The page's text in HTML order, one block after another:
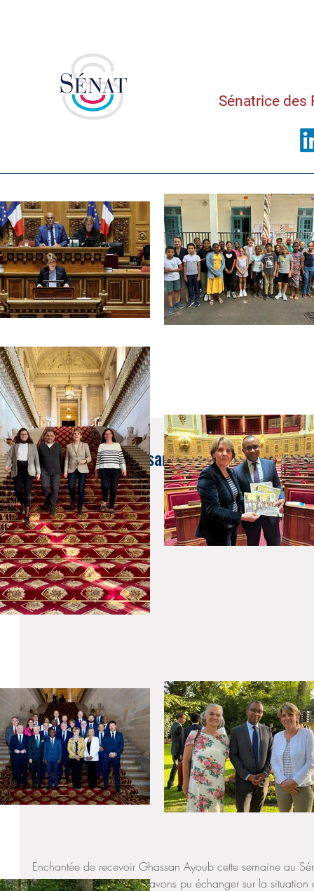
Sénatrice des
Échange avec Ghassan Ayoub, conseiller
Liban
7 nov. 2021
Enchantée de recevoir Ghassan Ayoub cette semaine au
l’étranger au Liban, nous avons pu échanger sur la